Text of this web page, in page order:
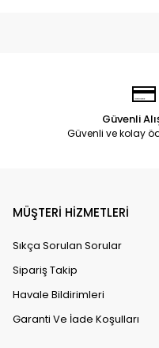
Güvenli
Güvenli ve kolay
MÜŞTERİ HİZMETLERİ
Sıkça Sorulan Sorular
Sipariş Takip
Havale Bildirimleri
Garanti Ve İade Koşulları